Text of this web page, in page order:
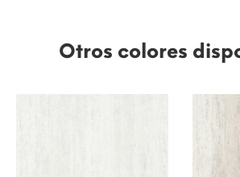
Otros colores